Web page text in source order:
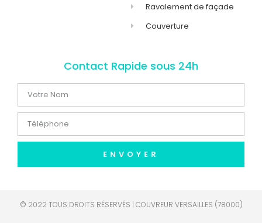
Ravalement de façade
Couverture
Contact Rapide sous 24h
ENVOYER
© 2022 TOUS DROITS RÉSERVÉS | COUVREUR VERSAILLES (78000)